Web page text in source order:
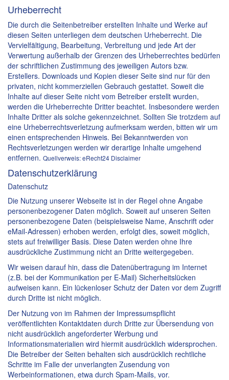
Urheberrecht
Die durch die Seitenbetreiber erstellten Inhalte und Werke auf
diesen Seiten unterliegen dem deutschen Urheberrecht. Die
Vervielfältigung, Bearbeitung, Verbreitung und jede Art der
Verwertung außerhalb der Grenzen des Urheberrechtes bedürfen
der schriftlichen Zustimmung des jeweiligen Autors bzw.
Erstellers. Downloads und Kopien dieser Seite sind nur für den
privaten, nicht kommerziellen Gebrauch gestattet. Soweit die
Inhalte auf dieser Seite nicht vom Betreiber erstellt wurden,
werden die Urheberrechte Dritter beachtet. Insbesondere werden
Inhalte Dritter als solche gekennzeichnet. Sollten Sie trotzdem auf
eine Urheberrechtsverletzung aufmerksam werden, bitten wir um
einen entsprechenden Hinweis. Bei Bekanntwerden von
Rechtsverletzungen werden wir derartige Inhalte umgehend
entfernen. Quellverweis: eRecht24 Disclaimer
Datenschutzerklärung
Datenschutz
Die Nutzung unserer Webseite ist in der Regel ohne Angabe
personenbezogener Daten möglich. Soweit auf unseren Seiten
personenbezogene Daten (beispielsweise Name, Anschrift oder
eMail-Adressen) erhoben werden, erfolgt dies, soweit möglich,
stets auf freiwilliger Basis. Diese Daten werden ohne Ihre
ausdrückliche Zustimmung nicht an Dritte weitergegeben.
Wir weisen darauf hin, dass die Datenübertragung im Internet
(z.B. bei der Kommunikation per E-Mail) Sicherheitslücken
aufweisen kann. Ein lückenloser Schutz der Daten vor dem Zugriff
durch Dritte ist nicht möglich.
Der Nutzung von im Rahmen der Impressumspflicht
veröffentlichten Kontaktdaten durch Dritte zur Übersendung von
nicht ausdrücklich angeforderter Werbung und
Informationsmaterialien wird hiermit ausdrücklich widersprochen.
Die Betreiber der Seiten behalten sich ausdrücklich rechtliche
Schritte im Falle der unverlangten Zusendung von
Werbeinformationen, etwa durch Spam-Mails, vor.